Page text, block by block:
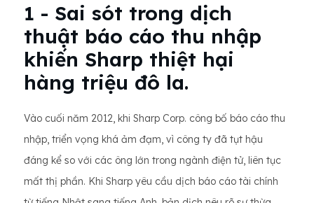
1 - Sai sót trong dịch
thuật báo cáo thu nhập
khiến Sharp thiệt hại
hàng triệu đô la.
Vào cuối năm 2012, khi Sharp Corp. công bố báo cáo thu
nhập, triển vọng khá ảm đạm, vì công ty đã tụt hậu
đáng kể so với các ông lớn trong ngành điện tử, liên tục
mất thị phần. Khi Sharp yêu cầu dịch báo cáo tài chính